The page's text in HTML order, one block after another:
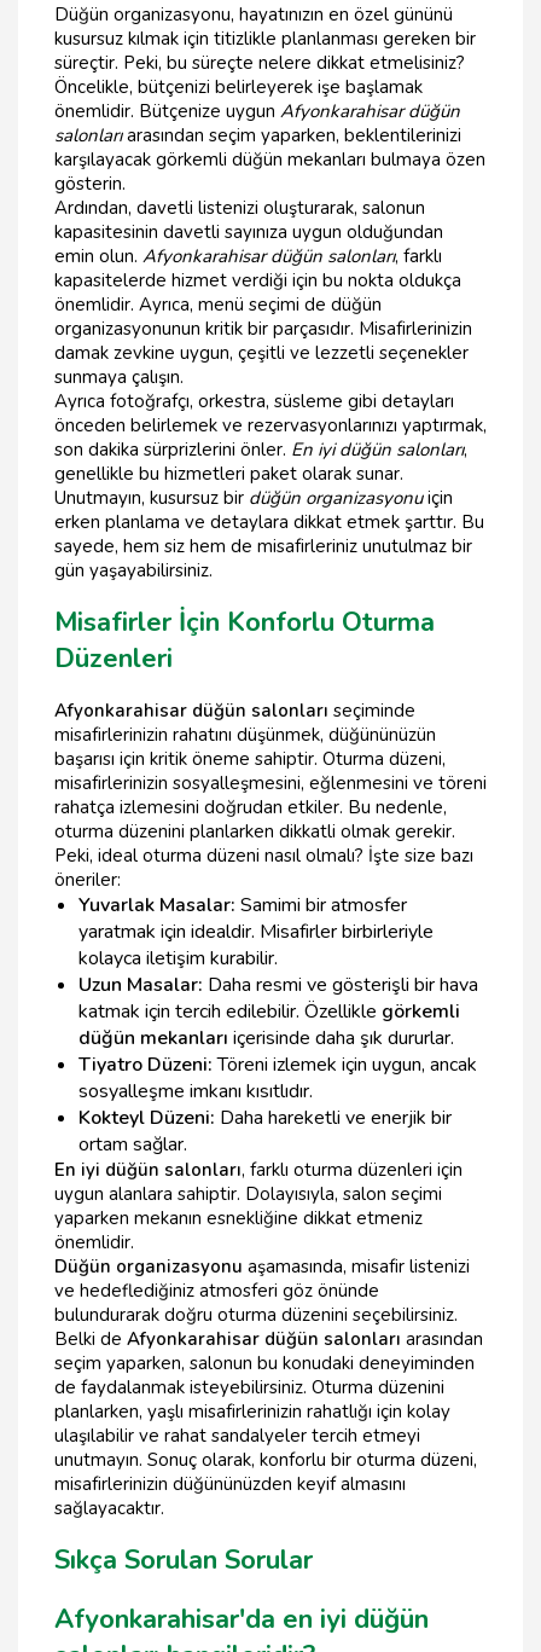
Düğün organizasyonu, hayatınızın en özel gününü
kusursuz kılmak için titizlikle planlanması gereken bir
süreçtir. Peki, bu süreçte nelere dikkat etmelisiniz?
Öncelikle, bütçenizi belirleyerek işe başlamak
önemlidir. Bütçenize uygun Afyonkarahisar düğün
salonlarıarasından seçim yaparken, beklentilerinizi
karşılayacak görkemli düğün mekanları bulmaya özen
gösterin.
Ardından, davetli listenizi oluşturarak, salonun
kapasitesinin davetli sayınıza uygun olduğundan
emin olun. Afyonkarahisar düğün salonları, farklı
kapasitelerde hizmet verdiği için bu nokta oldukça
önemlidir. Ayrıca, menü seçimi de düğün
organizasyonunun kritik bir parçasıdır. Misafirlerinizin
damak zevkine uygun, çeşitli ve lezzetli seçenekler
sunmaya çalışın.
Ayrıca fotoğrafçı, orkestra, süsleme gibi detayları
önceden belirlemek ve rezervasyonlarınızı yaptırmak,
son dakika sürprizlerini önler. En iyi düğün salonları,
genellikle bu hizmetleri paket olarak sunar.
Unutmayın, kusursuz bir düğün organizasyonuiçin
erken planlama ve detaylara dikkat etmek şarttır. Bu
sayede, hem siz hem de misafirleriniz unutulmaz bir
gün yaşayabilirsiniz.
Misafirler İçin Konforlu Oturma
Düzenleri
Afyonkarahisar düğün salonları seçiminde
misafirlerinizin rahatını düşünmek, düğününüzün
başarısı için kritik öneme sahiptir. Oturma düzeni,
misafirlerinizin sosyalleşmesini, eğlenmesini ve töreni
rahatça izlemesini doğrudan etkiler. Bu nedenle,
oturma düzenini planlarken dikkatli olmak gerekir.
Peki, ideal oturma düzeni nasıl olmalı? İşte size bazı
öneriler:
Yuvarlak Masalar: Samimi bir atmosfer
yaratmak için idealdir. Misafirler birbirleriyle
kolayca iletişim kurabilir.
Uzun Masalar: Daha resmi ve gösterişli bir hava
katmak için tercih edilebilir. Özellikle görkemli
düğün mekanları içerisinde daha şık dururlar.
Tiyatro Düzeni:Töreni izlemek için uygun, ancak
sosyalleşme imkanı kısıtlıdır.
Kokteyl Düzeni: Daha hareketli ve enerjik bir
ortam sağlar.
En iyi düğün salonları, farklı oturma düzenleri için
uygun alanlara sahiptir. Dolayısıyla, salon seçimi
yaparken mekanın esnekliğine dikkat etmeniz
önemlidir.
Düğün organizasyonu aşamasında, misafir listenizi
ve hedeflediğiniz atmosferi göz önünde
bulundurarak doğru oturma düzenini seçebilirsiniz.
Belki de Afyonkarahisar düğün salonları arasından
seçim yaparken, salonun bu konudaki deneyiminden
de faydalanmak isteyebilirsiniz. Oturma düzenini
planlarken, yaşlı misafirlerinizin rahatlığı için kolay
ulaşılabilir ve rahat sandalyeler tercih etmeyi
unutmayın. Sonuç olarak, konforlu bir oturma düzeni,
misafirlerinizin düğününüzden keyif almasını
sağlayacaktır.
Sıkça Sorulan Sorular
Afyonkarahisar'da en iyi düğün